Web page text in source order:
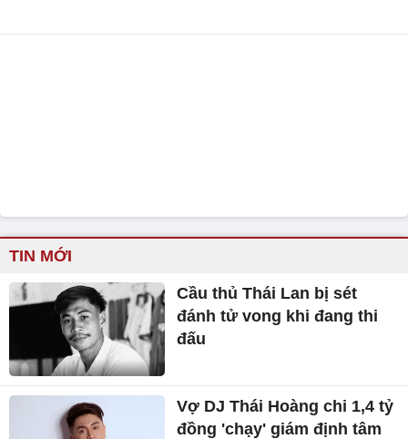
TIN MỚI
Cầu thủ Thái Lan bị sét
đánh tử vong khi đang thi
đấu
Vợ DJ Thái Hoàng chi 1,4 tỷ
đồng 'chạy' giám định tâm